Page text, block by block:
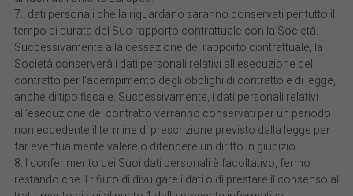
7.I dati personali che la riguardano saranno conservati per tutto il
tempo di durata del Suo rapporto contrattuale con la Società.
Successivamente alla cessazione del rapporto contrattuale, la
Società conserverà i dati personali relativi all'esecuzione del
contratto per l'adempimento degli obblighi di contratto e di legge,
anche di tipo fiscale. Successivamente, i dati personali relativi
all'esecuzione del contratto verranno conservati per un periodo
non eccedente il termine di prescrizione previsto dalla legge per
far eventualmente valere o difendere un diritto in giudizio.
8.Il conferimento dei Suoi dati personali è facoltativo, fermo
restando che il rifiuto di divulgare i dati o di prestare il consenso al